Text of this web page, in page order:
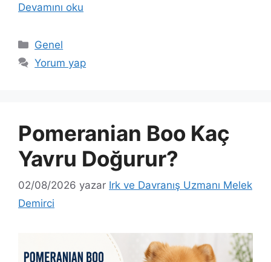
Devamını oku
Kategoriler
Genel
Yorum yap
Pomeranian Boo Kaç
Yavru Doğurur?
02/08/2026 yazar Irk ve Davranış Uzmanı Melek
Demirci